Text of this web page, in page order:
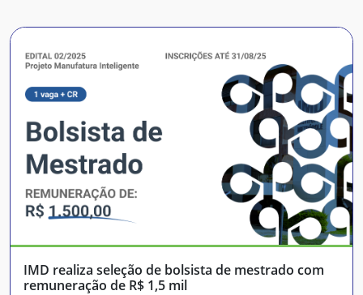
IMD realiza seleção de bolsista de mestrado com
remuneração de R$ 1,5 mil